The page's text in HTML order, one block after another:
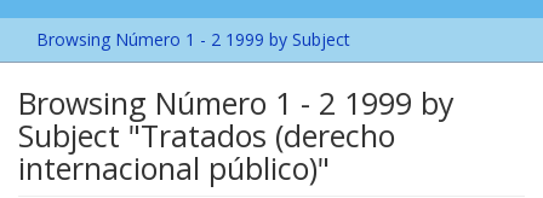
Browsing Número 1 - 2 1999 by Subject
Browsing Número 1 - 2 1999 by
Subject "Tratados (derecho
internacional público)"